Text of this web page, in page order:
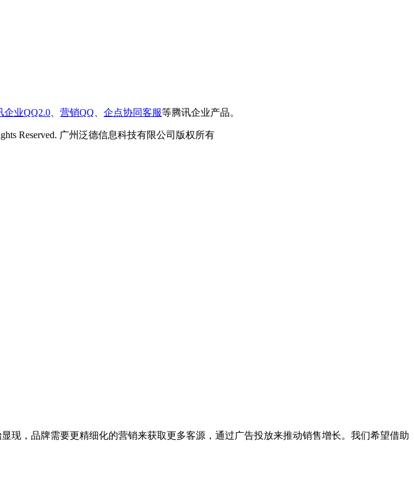
企业QQ2.0 营销QQ 企点协同客服等腾讯企业产品。
Reserved. 广州泛德信息科技有限公司版权所有
，品牌需要更精细化的营销来获取更多客源，通过广告投放来推动销售增长。我们希望借助